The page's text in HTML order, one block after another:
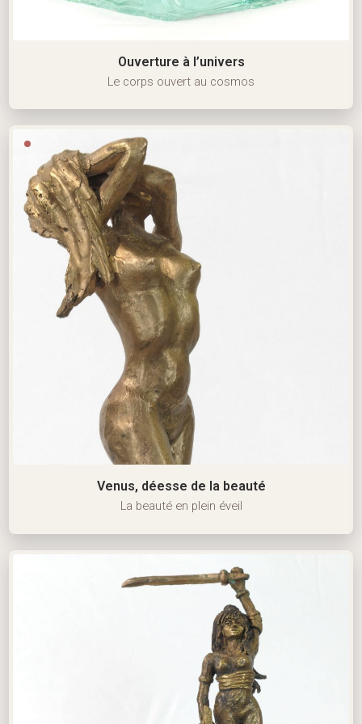
Ouverture à l’univers
Le corps ouvert au cosmos
Venus, déesse de la beauté
La beauté en plein éveil